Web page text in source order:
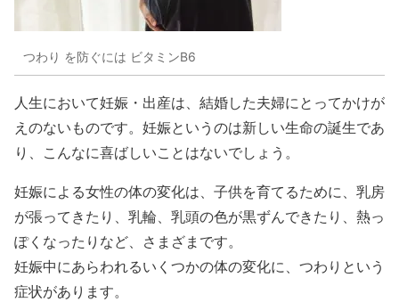
つわり を防ぐには ビタミンB6
人生において妊娠・出産は、結婚した夫婦にとってかけが
えのないものです。妊娠というのは新しい生命の誕生であ
り、こんなに喜ばしいことはないでしょう。
妊娠による女性の体の変化は、子供を育てるために、乳房
が張ってきたり、乳輪、乳頭の色が黒ずんできたり、熱っ
ぽくなったりなど、さまざまです。
妊娠中にあらわれるいくつかの体の変化に、つわりという
症状があります。